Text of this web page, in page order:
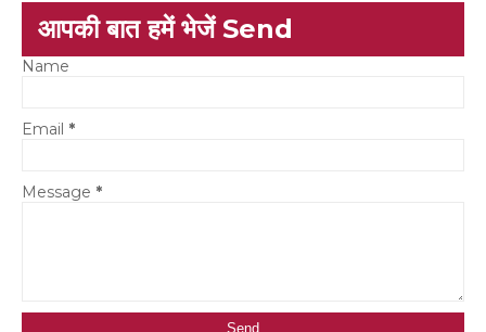
आपकी बात हमें भेजें Send
Name
Email *
Message *